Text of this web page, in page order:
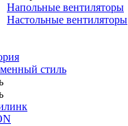
Напольные вентиляторы
Настольные вентиляторы
стиль